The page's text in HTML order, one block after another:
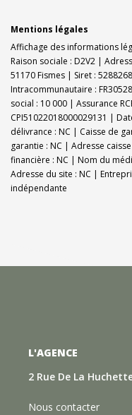
Mentions légales
Affichage des informations
Raison sociale : D2V2 |
51170 Fismes | Siret :
Intracommunautaire :
social : 10 000 | Assurance
CPI51022018000029131 |
délivrance : NC | Caisse de
garantie : NC | Adresse
financière : NC | Nom du
Adresse du site : NC |
indépendante
L'AGENCE
2 Rue De La
Nous contacter